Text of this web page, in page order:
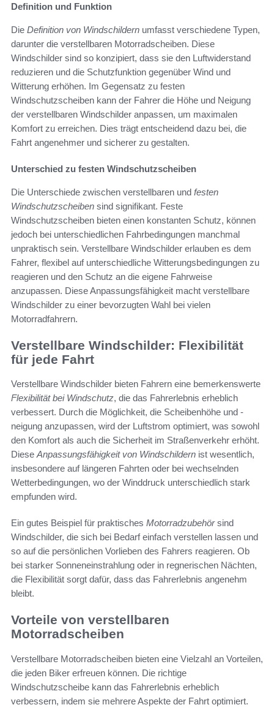
Definition und Funktion
Die Definition von Windschildern umfasst verschiedene Typen,
darunter die verstellbaren Motorradscheiben. Diese
Windschilder sind so konzipiert, dass sie den Luftwiderstand
reduzieren und die Schutzfunktion gegenüber Wind und
Witterung erhöhen. Im Gegensatz zu festen
Windschutzscheiben kann der Fahrer die Höhe und Neigung
der verstellbaren Windschilder anpassen, um maximalen
Komfort zu erreichen. Dies trägt entscheidend dazu bei, die
Fahrt angenehmer und sicherer zu gestalten.
Unterschied zu festen Windschutzscheiben
Die Unterschiede zwischen verstellbaren und festen
Windschutzscheiben sind signifikant. Feste
Windschutzscheiben bieten einen konstanten Schutz, können
jedoch bei unterschiedlichen Fahrbedingungen manchmal
unpraktisch sein. Verstellbare Windschilder erlauben es dem
Fahrer, flexibel auf unterschiedliche Witterungsbedingungen zu
reagieren und den Schutz an die eigene Fahrweise
anzupassen. Diese Anpassungsfähigkeit macht verstellbare
Windschilder zu einer bevorzugten Wahl bei vielen
Motorradfahrern.
Verstellbare Windschilder: Flexibilität
für jede Fahrt
Verstellbare Windschilder bieten Fahrern eine bemerkenswerte
Flexibilität bei Windschutz, die das Fahrerlebnis erheblich
verbessert. Durch die Möglichkeit, die Scheibenhöhe und -
neigung anzupassen, wird der Luftstrom optimiert, was sowohl
den Komfort als auch die Sicherheit im Straßenverkehr erhöht.
Diese Anpassungsfähigkeit von Windschildern ist wesentlich,
insbesondere auf längeren Fahrten oder bei wechselnden
Wetterbedingungen, wo der Winddruck unterschiedlich stark
empfunden wird.
Ein gutes Beispiel für praktisches Motorradzubehörsind
Windschilder, die sich bei Bedarf einfach verstellen lassen und
so auf die persönlichen Vorlieben des Fahrers reagieren. Ob
bei starker Sonneneinstrahlung oder in regnerischen Nächten,
die Flexibilität sorgt dafür, dass das Fahrerlebnis angenehm
bleibt.
Vorteile von verstellbaren
Motorradscheiben
Verstellbare Motorradscheiben bieten eine Vielzahl an Vorteilen,
die jeden Biker erfreuen können. Die richtige
Windschutzscheibe kann das Fahrerlebnis erheblich
verbessern, indem sie mehrere Aspekte der Fahrt optimiert.